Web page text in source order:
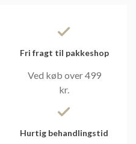
Fri fragt til pakkeshop
Ved køb over 499
kr.
Hurtig behandlingstid